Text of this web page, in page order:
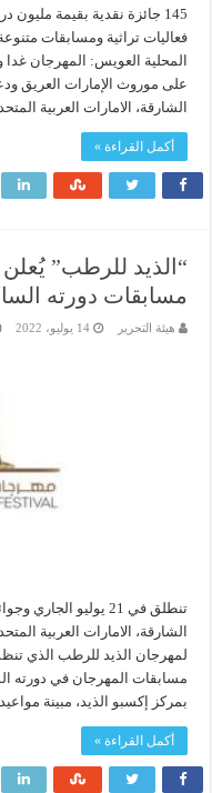
145 جائزة نقدية بقيمة
فعاليات تراثية ومسابقات
المحلية العويس: المهرجان غدا
على موروث الإمارات العريق
الشارقة، الامارات العربية المتحدة، 25 يوليو، 2022 اختتمت
أكمل القراءة »
“الذيد للرطب”
مسابقات دورته
هيئة التحرير 14 يوليو، 2022
تنطلق في 21 يوليو
لمهرجان الذيد للرطب الذي
بمركز إكسبو الذيد، مبينة
أكمل القراءة »